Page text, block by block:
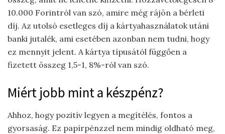
10.000 Forintról van szó, amire még rájön a bérleti
díj. Az utolsó esetleges díj a kártyahasználatok utáni
banki jutalék, ami esetében azonban nem tudni, hogy
ez mennyit jelent. A kártya típusától függően a
fizetett összeg 1,5-1, 8%-ról van szó.
Miért jobb mint a készpénz?
Ahhoz, hogy pozitív legyen a megítélés, fontos a
gyorsaság. Ez papírpénzzel nem mindig oldható meg,